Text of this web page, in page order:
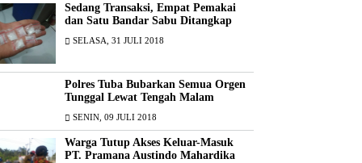
Sedang Transaksi, Empat Pemakai
dan Satu Bandar Sabu Ditangkap
SELASA, 31 JULI 2018
Polres Tuba Bubarkan Semua Orgen
Tunggal Lewat Tengah Malam
SENIN, 09 JULI 2018
Warga Tutup Akses Keluar-Masuk
PT. Pramana Austindo Mahardika